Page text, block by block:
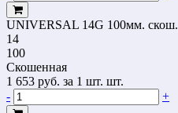
UNIVERSAL 14G 100мм. скош.
14
100
Скошенная
1 653 руб. за 1 шт. шт.
-
+